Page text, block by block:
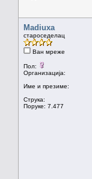
Madiuxa
староседелац
Ван мреже
Пол:
Организација:
Име и презиме:
Струка:
Поруке: 7.477